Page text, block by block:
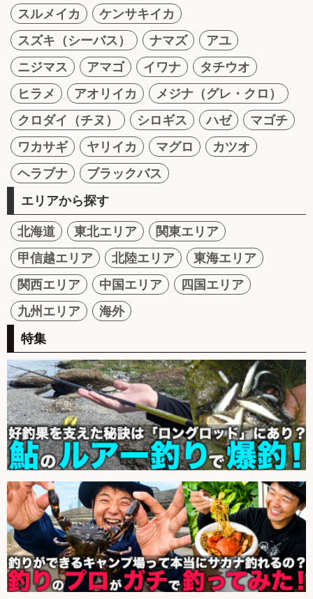
スルメイカ
ケンサキイカ
スズキ（シーバス）
ナマズ
アユ
ニジマス
アマゴ イワナ
タチウオ
ヒラメ
アオリイカ
メジナ（グレ・クロ）
クロダイ（チヌ）
シロギス ハゼ
マゴチ
ワカサギ
ヤリイカ マグロ
カツオ
ヘラブナ
ブラックバス
エリアから探す
北海道 東北エリア
関東エリア
甲信越エリア
北陸エリア
東海エリア
関西エリア
中国エリア
四国エリア
九州エリア
海外
特集